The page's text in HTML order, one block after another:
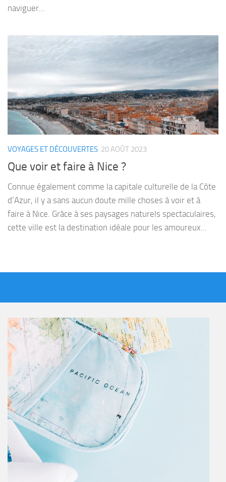
naviguer...
VOYAGES ET DÉCOUVERTES 20 AOÛT 2023
Que voir et faire à Nice ?
Connue également comme la capitale culturelle de la Côte
d’Azur, il y a sans aucun doute mille choses à voir et à
faire à Nice. Grâce à ses paysages naturels spectaculaires,
cette ville est la destination idéale pour les amoureux...